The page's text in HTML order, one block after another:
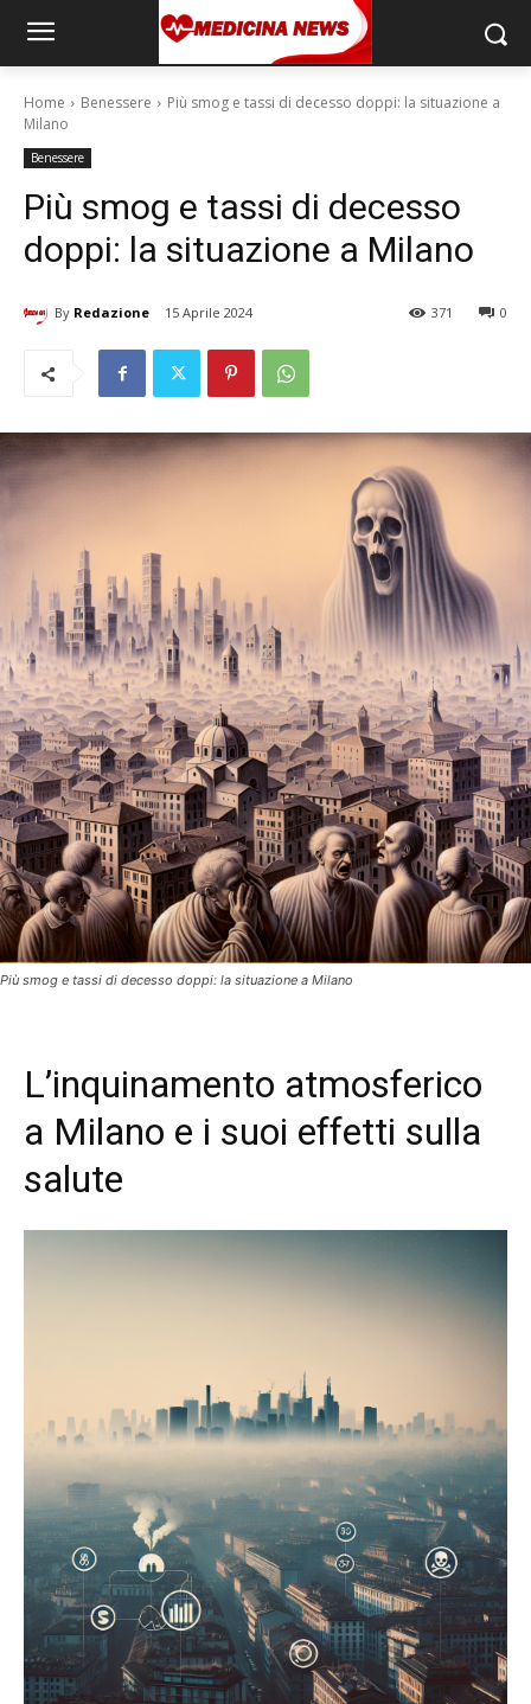
Home Benessere
Più smog e tassi di decesso doppi: la situazione a
Milano
Benessere
Più smog e tassi di decesso
doppi: la situazione a Milano
By Redazione 15 Aprile 2024 0
371
Più smog e tassi di decesso doppi: la situazione a Milano
L’inquinamento atmosferico
a Milano e i suoi effetti sulla
salute